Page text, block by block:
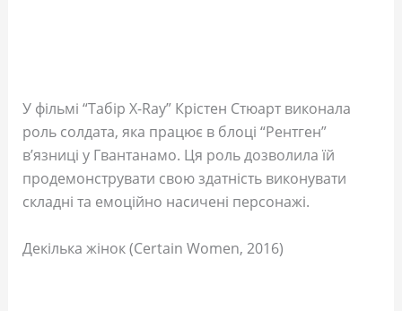
У фільмі “Табір X-Ray” Крістен Стюарт виконала
роль солдата, яка працює в блоці “Рентген”
в’язниці у Гвантанамо. Ця роль дозволила їй
продемонструвати свою здатність виконувати
складні та емоційно насичені персонажі.
Декілька жінок (Certain Women, 2016)